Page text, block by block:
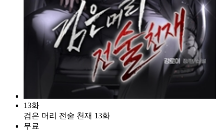
13화
검은 머리 전술 천재 13화
무료